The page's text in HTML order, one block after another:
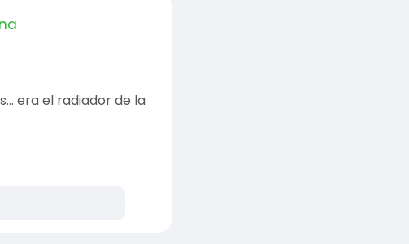
era el radiador de la